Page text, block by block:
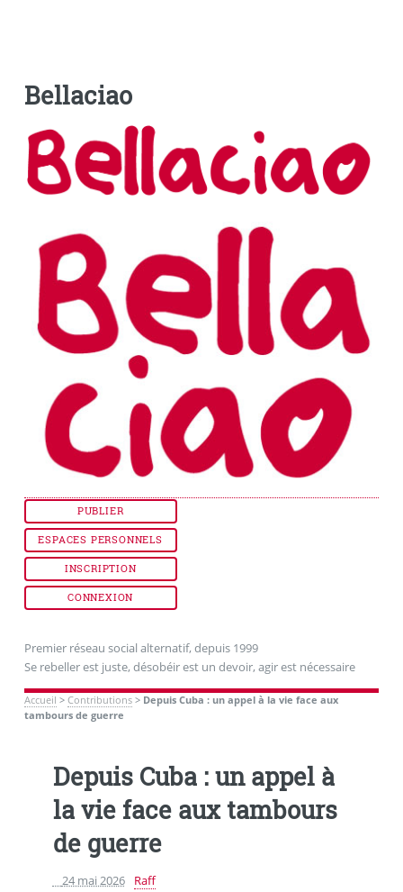
Bellaciao
PUBLIER
ESPACES PERSONNELS
INSCRIPTION
CONNEXION
Premier réseau social alternatif, depuis 1999
Se rebeller est juste, désobéir est un devoir, agir est nécessaire
Accueil > Contributions> Depuis Cuba : un appel à la vie face aux
tambours de guerre
Depuis Cuba : un appel à
la vie face aux tambours
de guerre
24 mai 2026
Raff